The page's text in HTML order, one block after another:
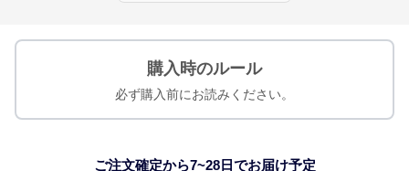
購入時のルール
必ず購入前にお読みください。
ご注文確定から7~28日でお届け予定